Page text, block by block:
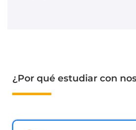
¿Por qué estudiar con